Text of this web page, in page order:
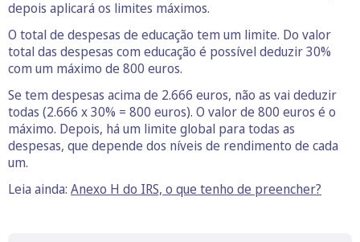
depois aplicará os limites máximos.
O total de despesas de educação tem um limite. Do valor
total das despesas com educação é possível deduzir 30%
com um máximo de 800 euros.
Se tem despesas acima de 2.666 euros, não as vai deduzir
todas (2.666 x 30% = 800 euros). O valor de 800 euros é o
máximo. Depois, há um limite global para todas as
despesas, que depende dos níveis de rendimento de cada
um.
Leia ainda: Anexo H do IRS, o que tenho de preencher?